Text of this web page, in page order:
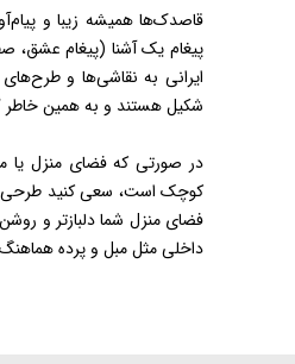
قاصدک‌ها همیشه زیبا و
پیغام یک آشنا (پیغام عشق،
ایرانی به نقاشی‌ها و
شکیل هستند و به همین خاطر
در صورتی که فضای منزل یا
کوچک است، سعی کنید طرحی
فضای منزل شما دلبازتر و
داخلی مثل مبل و پرده